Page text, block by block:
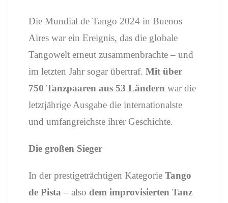
Die Mundial de Tango 2024 in Buenos
Aires war ein Ereignis, das die globale
Tangowelt erneut zusammenbrachte – und
im letzten Jahr sogar übertraf. Mit über
750 Tanzpaaren aus 53 Ländern war die
letztjährige Ausgabe die internationalste
und umfangreichste ihrer Geschichte.
Die großen Sieger
In der prestigeträchtigen Kategorie Tango
de Pista – also dem improvisierten Tanz